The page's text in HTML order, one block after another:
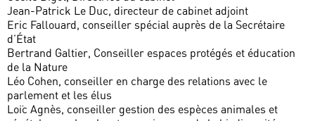
Jean-Patrick Le Duc, directeur de cabinet adjoint
Eric Fallouard, conseiller spécial auprès de la Secrétaire
d’État
Bertrand Galtier, Conseiller espaces protégés et éducation
de la Nature
Léo Cohen, conseiller en charge des relations avec le
parlement et les élus
Loïc Agnès, conseiller gestion des espèces animales et